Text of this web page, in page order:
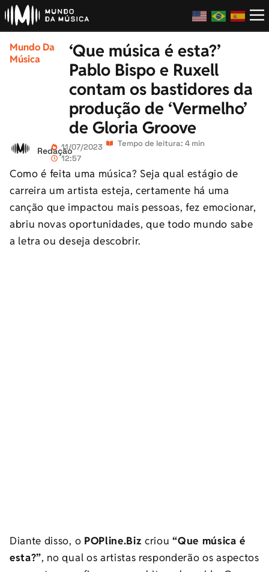
Mundo Da
Música
‘Que música é esta?’
Pablo Bispo e Ruxell
contam os bastidores da
produção de ‘Vermelho’
de Gloria Groove
Redação11/07/2023
12:57
Tempo de leitura: 4 min
Como é feita uma música? Seja qual estágio de
carreira um artista esteja, certamente há uma
canção que impactou mais pessoas, fez emocionar,
abriu novas oportunidades, que todo mundo sabe
a letra ou deseja descobrir.
Diante disso, o POPline.Bizcriou“Que música é
esta?”, no qual os artistas responderão os aspectos